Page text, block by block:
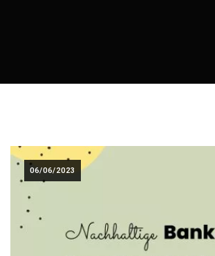
06/06/2023